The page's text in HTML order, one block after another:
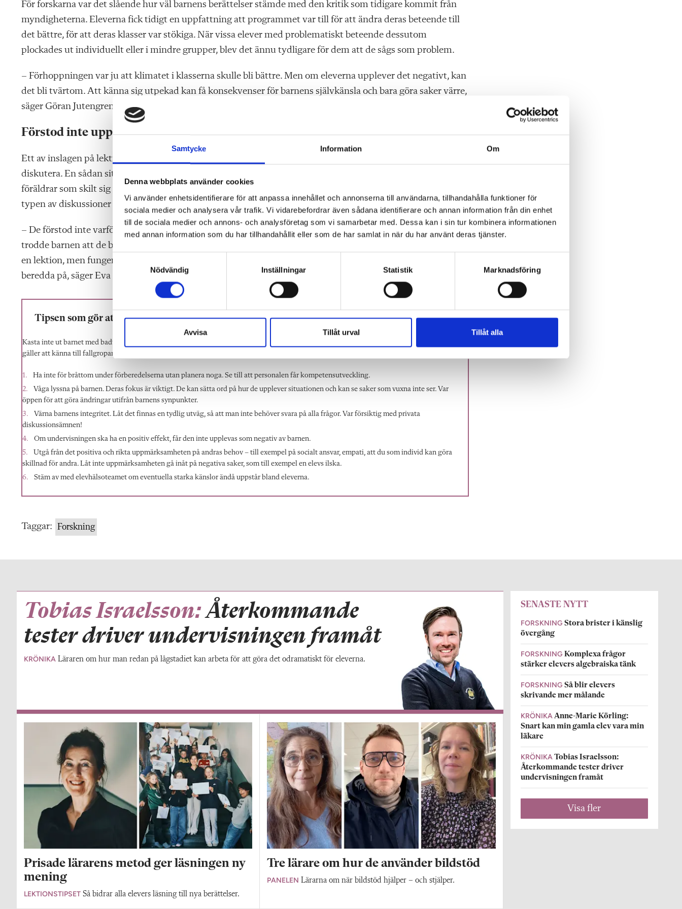
Samtycke Information Om
Denna webbplats använder cookies
Vi använder enhetsidentifierare för att anpassa innehållet och annonserna till användarna, tillhandahålla funktioner för
sociala medier och analysera vår trafik. Vi vidarebefordrar även sådana identifierare och annan information från din enhet
till de sociala medier och annons- och analysföretag som vi samarbetar med. Dessa kan i sin tur kombinera informationen
med annan information som du har tillhandahållit eller som de har samlat in när du har använt deras tjänster.
S
c
e
s
a
l
Nödvändig Inställningar Statistik Marknadsföring
Avvisa Tillåt urval Tillåt alla
För forskarna var det slående hur väl barnens berättelser stämde med den kritik som tidigare kommit från
myndigheterna. Eleverna fick tidigt en uppfattning att programmet var till för att ändra deras beteende till
det bättre, för att deras klasser var stökiga. När vissa elever med problematiskt beteende dessutom
plockades ut individuellt eller i mindre grupper, blev det ännu tydligare för dem att de sågs som problem.
– Förhoppningen var ju att klimatet i klasserna skulle bli bättre. Men om eleverna upplever det negativt, kan
det bli tvärtom. Att känna sig utpekad kan få konsekvenser för barnens självkänsla och bara göra saker värre,
säger Göran Jutengren.
Förstod inte upplägget
Ett av inslagen på lektionerna var att barnen fick lyssna på fiktiva berättelser om en situation de sedan skulle
diskutera. En sådan situation handlade om en skilsmässa och gruppen fick diskutera om någon hade
föräldrar som skilt sig och hur det kändes. Barnen berättade sedan för forskarna att de ibland tyckte att den
typen av diskussioner var ”obehagliga”.
– De förstod inte varför de skulle prata om privata saker. Eftersom upplägget var som en vanlig lektion,
trodde barnen att de behövde svara på alla frågor, ungefär som de svarar på ett mattetal. Det såldes in som
en lektion, men fungerade i själva verket mer som en gruppterapi kan man säga, och det var inte barnen
beredda på, säger Eva Medin.
Tipsen som gör att barn slappnar av
Kasta inte ut barnet med badvattnet. Det finns forskning som visar positiva effekter när man jobbar förebyggande med beteenden. Men det
gäller att känna till fallgroparna. Här är några tips från Göran och Eva:
Ha inte för bråttom under förberedelserna utan planera noga. Se till att personalen får kompetensutveckling.
Våga lyssna på barnen. Deras fokus är viktigt. De kan sätta ord på hur de upplever situationen och kan se saker som vuxna inte ser. Var
öppen för att göra ändringar utifrån barnens synpunkter.
Värna barnens integritet. Låt det finnas en tydlig utväg, så att man inte behöver svara på alla frågor. Var försiktig med privata
diskussionsämnen!
Om undervisningen ska ha en positiv effekt, får den inte upplevas som negativ av barnen.
Utgå från det positiva och rikta uppmärksamheten på andras behov – till exempel på socialt ansvar, empati, att du som individ kan göra
skillnad för andra. Låt inte uppmärksamheten gå inåt på negativa saker, som till exempel en elevs ilska.
Stäm av med elevhälsoteamet om eventuella starka känslor ändå uppstår bland eleverna.
Taggar: Forskning
Tobias Israelsson:Återkommande
tester driver undervisningen framåt
KRÖNIKA Läraren om hur man redan på lågstadiet kan arbeta för att göra det odramatiskt för eleverna.
Prisade lärarens metod ger läsningen ny
mening
LEKTIONSTIPSET Så bidrar alla elevers läsning till nya berättelser.
Tre lärare om hur de använder bildstöd
PANELEN Lärarna om när bildstöd hjälper – och stjälper.
SENASTE NYTT
FORSKNING Stora brister i känslig
övergång
FORSKNING Komplexa frågor
stärker elevers algebraiska tänk
FORSKNING Så blir elevers
skrivande mer målande
KRÖNIKA Anne-Marie Körling:
Snart kan min gamla elev vara min
läkare
KRÖNIKA Tobias Israelsson:
Återkommande tester driver
undervisningen framåt
Visa fler